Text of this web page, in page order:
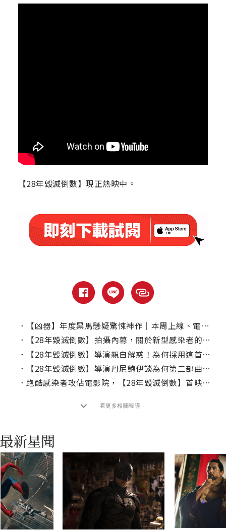
【28年毀滅倒數】現正熱映中。
．
【凶器】年度黑馬懸疑驚悚神作｜本周上線、電視首播推薦
．
【28年毀滅倒數】拍攝內幕，關於新型感染者的秘密？
．
【28年毀滅倒數】導演親自解惑！為何採用這首讓人毛骨悚然的詩歌
．
【28年毀滅倒數】導演丹尼鮑伊談為何第二部曲要換導演？
． 跑酷感染者攻佔電影院，【28年毀滅倒數】首映會沉浸式表演震撼全場
看更多相關報導